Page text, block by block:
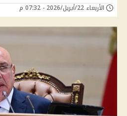
الأربعاء 22/أبريل/2026 - 07:32 م